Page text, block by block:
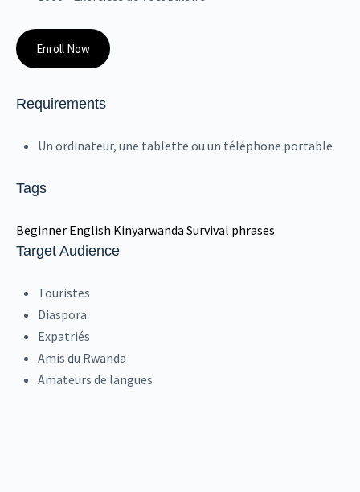
Enroll Now
Requirements
Un ordinateur, une tablette ou un téléphone portable
Tags
Beginner English Kinyarwanda Survival phrases
Target Audience
Touristes
Diaspora
Expatriés
Amis du Rwanda
Amateurs de langues